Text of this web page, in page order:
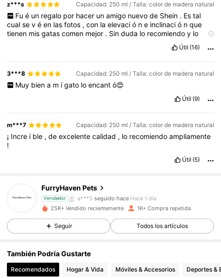
z***s Capacidad: 250 ml / Talla: color de madera natural
Fu é un regalo por hacer un amigo nuevo de Shein . Es tal
cualsevéen lasfotos ,con laelevació ne inclinació nque
tienen misgatascomen mejor . Sinduda lo recomiendoy lo
Útil (16)
3***8 Capacidad: 250 ml / Talla: color de madera natural
Muy bien a m ígato lo encant ó😍
Útil (9)
m***7 Capacidad: 250 ml / Talla: color de madera natural
¡ Incre í ble ,deexcelentecalidad , lo recomiendoampliamente
!
Útil (5)
FurryHaven Pets
Vendedor a***5 seguido hace Hace 1 día
25K+ Vendido recientemente 1K+ Compra repetida
Seguir Todos los artículos
También Podría Gustarte
Recomendados Hogar & Vida Móviles & Accesorios Deportes &